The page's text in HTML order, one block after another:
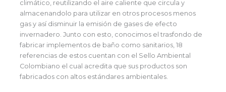
climático, reutilizando el aire caliente que circula y
almacenandolo para utilizar en otros procesos menos
gas y así disminuir la emisión de gases de efecto
invernadero. Junto con esto, conocimos el trasfondo de
fabricar implementos de baño como sanitarios, 18
referencias de estos cuentan con el Sello Ambiental
Colombiano el cual acredita que sus productos son
fabricados con altos estándares ambientales.